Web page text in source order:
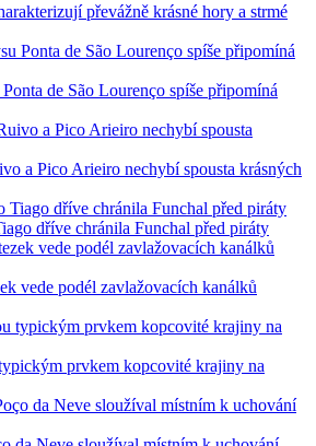
převážně krásné hory a strmé
de São Lourenço spíše připomíná
a Pico Arieiro nechybí spousta krásných
dříve chránila Funchal před piráty
vede podél zavlažovacích kanálků
prvkem kopcovité krajiny na